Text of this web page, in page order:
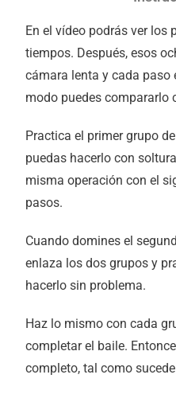
En el vídeo podrás ver los
tiempos. Después, esos
cámara lenta y cada paso
modo puedes compararlo
Practica el primer grupo
puedas hacerlo con
misma operación con el
pasos.
Cuando domines el
enlaza los dos grupos y
hacerlo sin problema.
Haz lo mismo con cada
completar el baile.
completo, tal como